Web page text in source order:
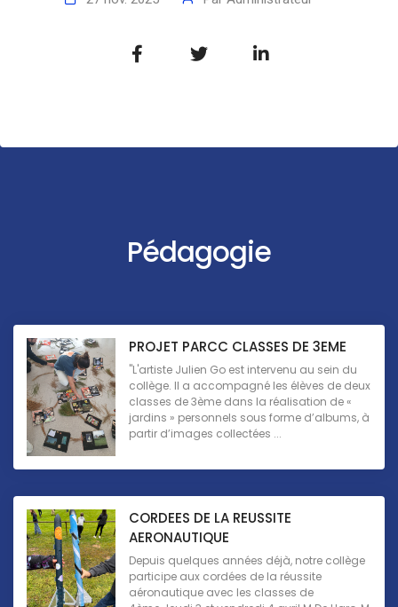
Pédagogie
PROJET PARCC CLASSES DE 3EME
"L'artiste Julien Go est intervenu au sein du
collège. Il a accompagné les élèves de deux
classes de 3ème dans la réalisation de «
jardins » personnels sous forme d’albums, à
partir d’images collectées ...
CORDEES DE LA REUSSITE
AERONAUTIQUE
Depuis quelques années déjà, notre collège
participe aux cordées de la réussite
aéronautique avec les classes de